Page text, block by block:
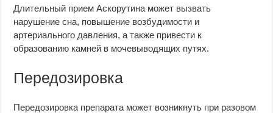
Длительный прием Аскорутина может вызвать
нарушение сна, повышение возбудимости и
артериального давления, а также привести к
образованию камней в мочевыводящих путях.
Передозировка
Передозировка препарата может возникнуть при разовом